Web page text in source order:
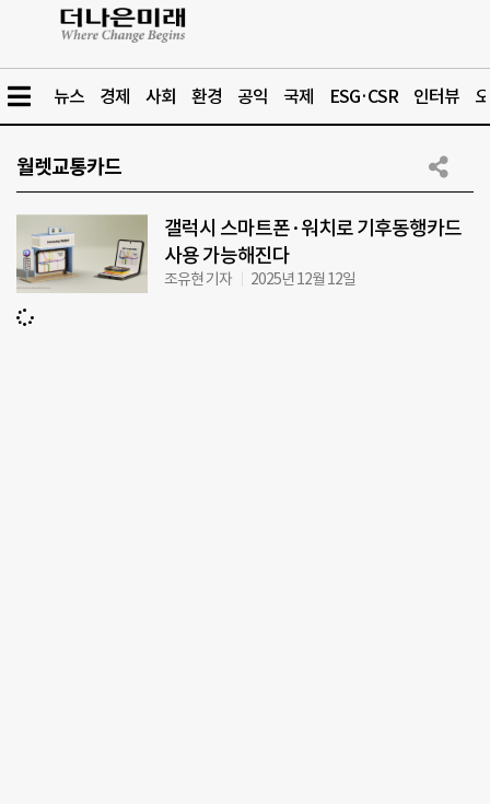
뉴스 경제 사회 환경 공익 국제 ESG·CSR 인터뷰
월렛교통카드
갤럭시 스마트폰·워치로 기후동행카드
사용 가능해진다
조유현 기자 2025년 12월 12일